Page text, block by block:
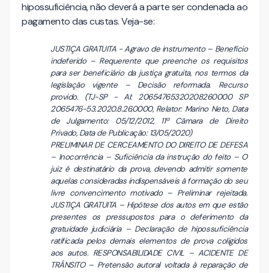
hipossuficiência, não deverá a parte ser condenada ao
pagamento das custas. Veja-se:
JUSTIÇA GRATUITA - Agravo de instrumento – Benefício
indeferido – Requerente que preenche os requisitos
para ser beneficiário da justiça gratuita, nos termos da
legislação vigente – Decisão reformada. Recurso
provido. (TJ-SP - AI: 20654765320208260000 SP
2065476-53.2020.8.26.0000, Relator: Marino Neto, Data
de Julgamento: 05/12/2012, 11ª Câmara de Direito
Privado, Data de Publicação: 13/05/2020)
PRELIMINAR DE CERCEAMENTO DO DIREITO DE DEFESA
– Inocorrência – Suficiência da instrução do feito – O
juiz é destinatário da prova, devendo admitir somente
aquelas consideradas indispensáveis à formação do seu
livre convencimento motivado – Preliminar rejeitada.
JUSTIÇA GRATUITA – Hipótese dos autos em que estão
presentes os pressupostos para o deferimento da
gratuidade judiciária – Declaração de hipossuficiência
ratificada pelos demais elementos de prova coligidos
aos autos. RESPONSABILIDADE CIVIL – ACIDENTE DE
TRÂNSITO – Pretensão autoral voltada à reparação de